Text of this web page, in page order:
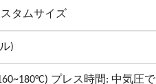
タムサイズ
)
プレス時間: 中気圧で